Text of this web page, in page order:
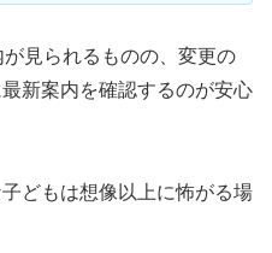
見られるものの、変更の
新案内を確認するのが安心
どもは想像以上に怖がる場